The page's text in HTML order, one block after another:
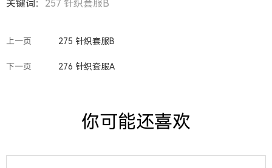
关键词： 257 针织套服B
上一页 275 针织套服B
下一页 276 针织套服A
你可能还喜欢